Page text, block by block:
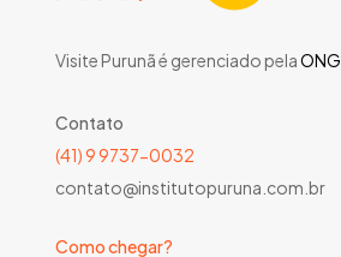
Visite Purunã é gerenciado pelaONG
Contato
(41) 9 9737-0032
contato@institutopuruna.com.br
Como chegar?